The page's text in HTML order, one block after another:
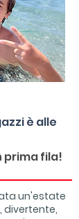
è alle
prima fila!
un'estate
divertente,